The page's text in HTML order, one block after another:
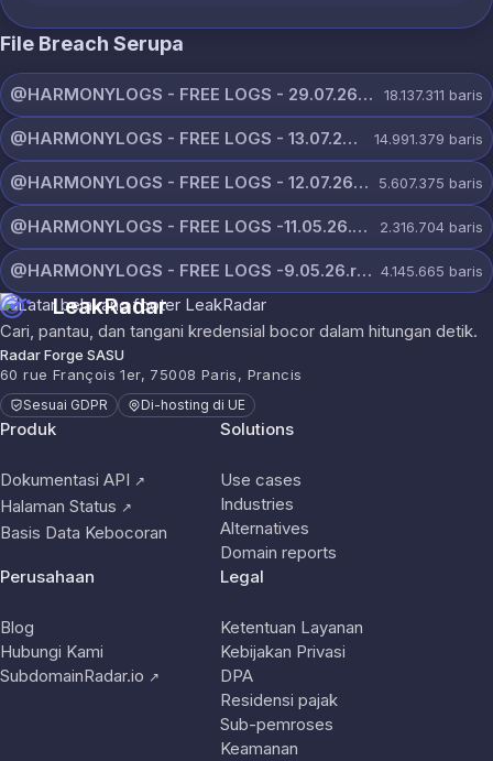
File Breach Serupa
@HARMONYLOGS - FREE LOGS - 29.07.26.zip 18.137.311 baris
@HARMONYLOGS - FREE LOGS - 13.07.26.zip 14.991.379 baris
@HARMONYLOGS - FREE LOGS - 12.07.26.zip 5.607.375 baris
@HARMONYLOGS - FREE LOGS -11.05.26.rar 2.316.704 baris
@HARMONYLOGS - FREE LOGS -9.05.26.rar 4.145.665 baris
LeakRadar
Cari, pantau, dan tangani kredensial bocor dalam hitungan detik.
Radar Forge SASU
60 rue François 1er, 75008 Paris, Prancis
Sesuai GDPR Di-hosting di UE
Produk
Dokumentasi API ↗
Halaman Status ↗
Basis Data Kebocoran
Solutions
Use cases
Industries
Alternatives
Domain reports
Perusahaan
Blog
Hubungi Kami
SubdomainRadar.io ↗
Legal
Ketentuan Layanan
Kebijakan Privasi
DPA
Residensi pajak
Sub-pemroses
Keamanan